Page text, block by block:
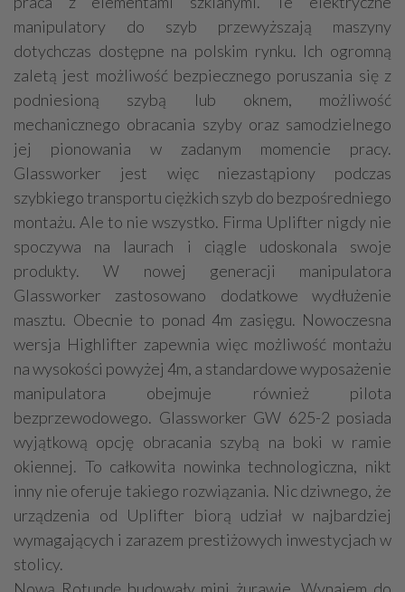
manipulatory do szyb przewyższają maszyny
dotychczas dostępne na polskim rynku. Ich ogromną
zaletą jest możliwość bezpiecznego poruszania się z
podniesioną szybą lub oknem, możliwość
mechanicznego obracania szyby oraz samodzielnego
jej pionowania w zadanym momencie pracy.
Glassworker jest więc niezastąpiony podczas
szybkiego transportu ciężkich szyb do bezpośredniego
montażu. Ale to nie wszystko. Firma Uplifter nigdy nie
spoczywa na laurach i ciągle udoskonala swoje
produkty. W nowej generacji manipulatora
Glassworker zastosowano dodatkowe wydłużenie
masztu. Obecnie to ponad 4m zasięgu. Nowoczesna
wersja Highlifter zapewnia więc możliwość montażu
na wysokości powyżej 4m, a standardowe wyposażenie
manipulatora obejmuje również pilota
bezprzewodowego. Glassworker GW 625-2 posiada
wyjątkową opcję obracania szybą na boki w ramie
okiennej. To całkowita nowinka technologiczna, nikt
inny nie oferuje takiego rozwiązania. Nic dziwnego, że
urządzenia od Uplifter biorą udział w najbardziej
wymagających i zarazem prestiżowych inwestycjach w
stolicy.